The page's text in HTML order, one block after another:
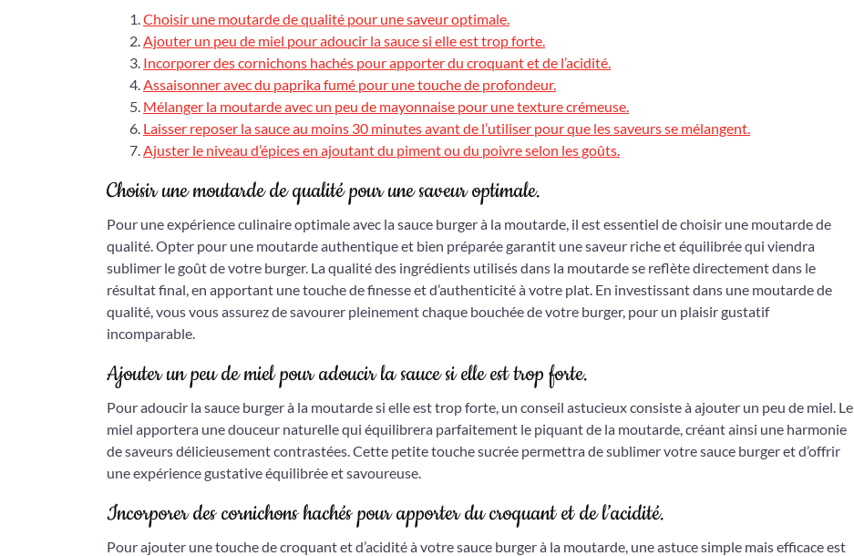
Choisir une moutarde de qualité pour une saveur optimale.
Ajouter un peu de miel pour adoucir la sauce si elle est trop forte.
Incorporer des cornichons hachés pour apporter du croquant et de l’acidité.
Assaisonner avec du paprika fumé pour une touche de profondeur.
Mélanger la moutarde avec un peu de mayonnaise pour une texture crémeuse.
Laisser reposer la sauce au moins 30 minutes avant de l’utiliser pour que les saveurs se mélangent.
Ajuster le niveau d’épices en ajoutant du piment ou du poivre selon les goûts.
Choisir une moutarde de qualité pour une saveur optimale.
Pour une expérience culinaire optimale avec la sauce burger à la moutarde, il est essentiel de choisir une moutarde de
qualité. Opter pour une moutarde authentique et bien préparée garantit une saveur riche et équilibrée qui viendra
sublimer le goût de votre burger. La qualité des ingrédients utilisés dans la moutarde se reflète directement dans le
résultat final, en apportant une touche de finesse et d’authenticité à votre plat. En investissant dans une moutarde de
qualité, vous vous assurez de savourer pleinement chaque bouchée de votre burger, pour un plaisir gustatif
incomparable.
Ajouter un peu de miel pour adoucir la sauce si elle est trop forte.
Pour adoucir la sauce burger à la moutarde si elle est trop forte, un conseil astucieux consiste à ajouter un peu de miel. Le
miel apportera une douceur naturelle qui équilibrera parfaitement le piquant de la moutarde, créant ainsi une harmonie
de saveurs délicieusement contrastées. Cette petite touche sucrée permettra de sublimer votre sauce burger et d’offrir
une expérience gustative équilibrée et savoureuse.
Incorporer des cornichons hachés pour apporter du croquant et de l’acidité.
Pour ajouter une touche de croquant et d’acidité à votre sauce burger à la moutarde, une astuce simple mais efficace est